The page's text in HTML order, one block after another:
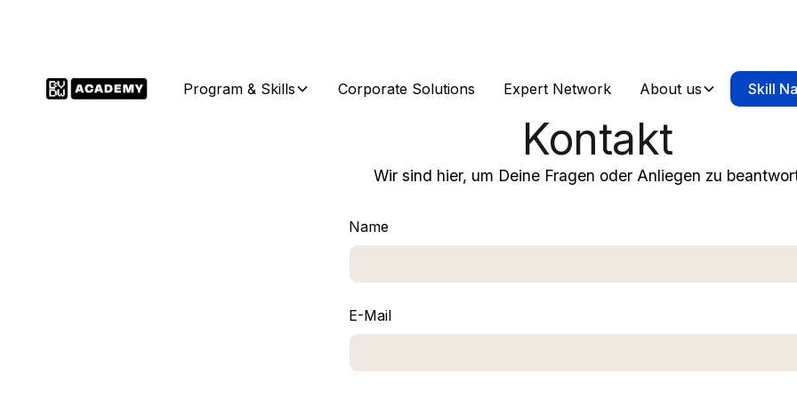
Program & Skills Corporate Solutions Expert Network About us Skill
Kontakt
Wir sind hier, um Deine Fragen oder Anliegen zu
Name
E-Mail